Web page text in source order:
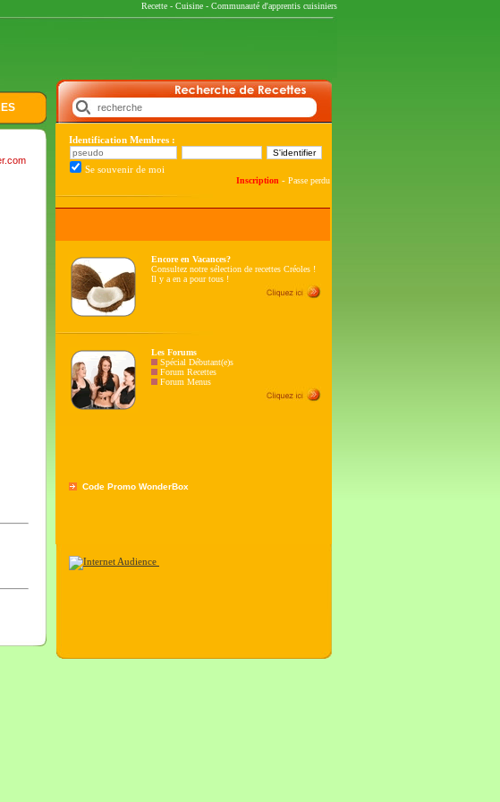
Recette - Cuisine - Communauté d'apprentis cuisiniers
Identification Membres :
Se souvenir de moi
Inscription - Passe perdu
Encore en Vacances?
Consultez notre sélection de recettes Créoles !
Il y a en a pour tous !
Les Forums
Spécial Débutant(e)s
Forum Recettes
Forum Menus
Code Promo WonderBox